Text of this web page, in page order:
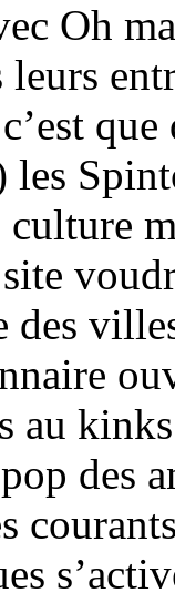
Oh
les
culture
des
au
des